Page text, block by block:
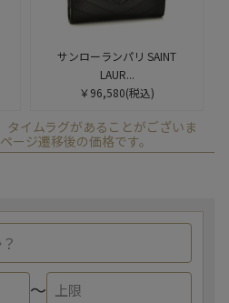
サンローランパリ SAINT
LAUR...
￥96,580(税込)
イムラグがあることがございま
ージ遷移後の価格です。
〜